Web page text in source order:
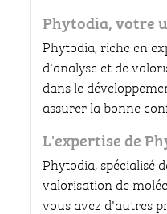
Phytodia, votre
Phytodia, riche en
d'analyse et de
dans le
assurer la bonne
L'expertise de
Phytodia, spécialisé
valorisation de
vous avez d'autres